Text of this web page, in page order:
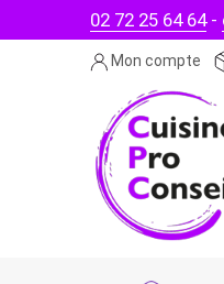
02 72 25 64 64-
Mon compte